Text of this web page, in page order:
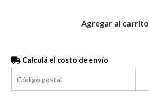
Agregar al carrito
Calculá el costo de envío